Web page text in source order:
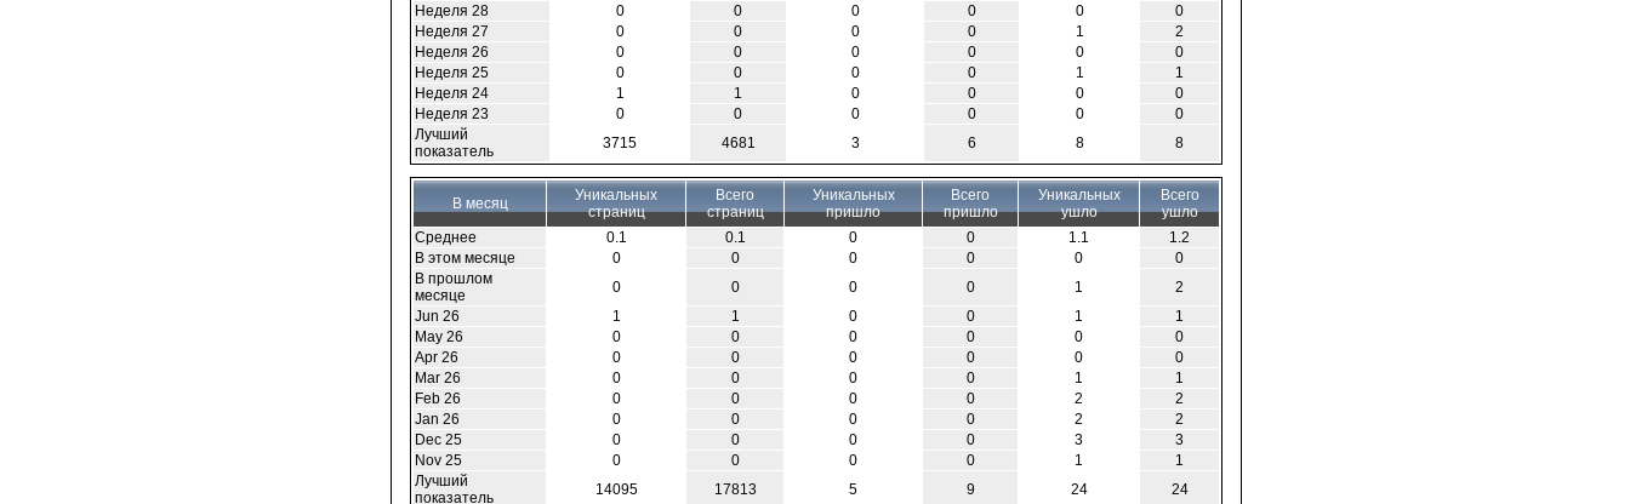
Неделя 28
0 0 0 0 0
0
Неделя 27
0 0 0 0 1
2
Неделя 26
0 0 0 0 0
0
Неделя 25
0 0 0 0 1
1
Неделя 24
1 1 0 0 0
0
Неделя 23
0 0 0 0 0
0
Лучший
показатель
3715 4681 3 6 8 8
В месяц
Уникальных
страниц
Всего
страниц
Уникальных
пришло
Всего
пришло
Уникальных
ушло
Всего
ушло
Среднее
0.1 0.1 0 0 1.1
1.2
В этом месяце
0 0 0 0 0
0
В прошлом
месяце
0 0 0 0 1
2
Jun 26
1 1 0 0 1
1
May 26
0 0 0 0 0
0
Apr 26
0 0 0 0 0
0
Mar 26
0 0 0 0 1
1
Feb 26
0 0 0 0 2
2
Jan 26
0 0 0 0 2
2
Dec 25
0 0 0 0 3
3
Nov 25
0 0 0 0 1
1
Лучший
показатель
14095 17813 5 9 24 24